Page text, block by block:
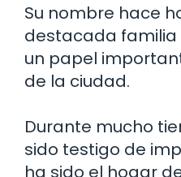
Su nombre hace
destacada
un papel
de la ciudad.
Durante mucho
sido testigo de
ha sido el hogar